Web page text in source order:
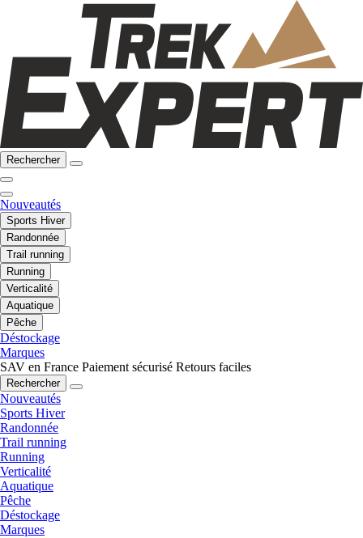
Rechercher
Nouveautés
Sports Hiver
Randonnée
Trail running
Running
Verticalité
Aquatique
Pêche
Déstockage
Marques
SAV en France Paiement sécurisé Retours faciles
Rechercher
Nouveautés
Sports Hiver
Randonnée
Trail running
Running
Verticalité
Aquatique
Pêche
Déstockage
Marques